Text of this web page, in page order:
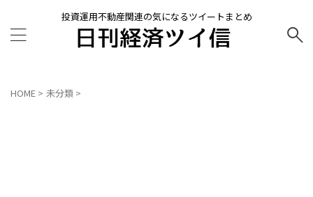
投資運用不動産関連の気になるツイートまとめ
HOME > 未分類 >